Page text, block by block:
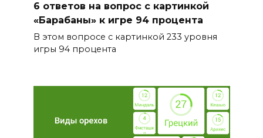
6 ответов на вопрос с картинкой
«Барабаны» к игре 94 процента
В этом вопросе с картинкой 233 уровня
игры 94 процента